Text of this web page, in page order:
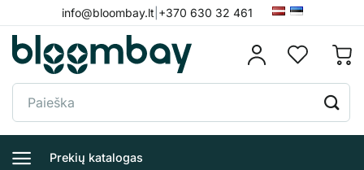
to
content
info@bloombay.lt +370 630 32 461
Ieškoti:
Prekių katalogas